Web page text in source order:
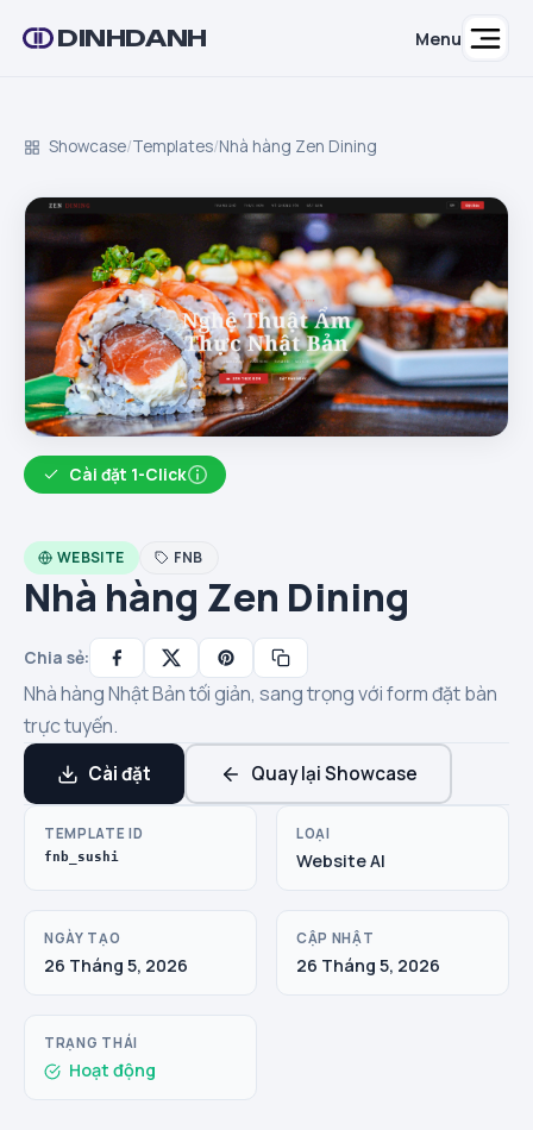
DINHDANH Menu
Showcase/Templates/Nhà hàng Zen Dining
Cài đặt 1-Click
WEBSITE FNB
Nhà hàng Zen Dining
Chia sẻ:
Nhà hàng Nhật Bản tối giản, sang trọng với form đặt bàn
trực tuyến.
Cài đặt Quay lại Showcase
TEMPLATE ID
fnb_sushi
LOẠI
Website AI
NGÀY TẠO
26 Tháng 5, 2026
CẬP NHẬT
26 Tháng 5, 2026
TRẠNG THÁI
Hoạt động